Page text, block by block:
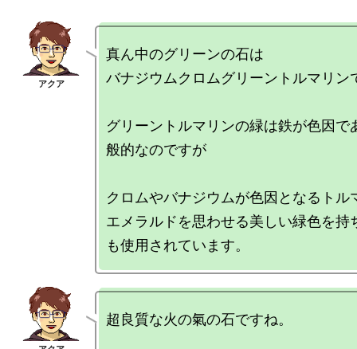
真ん中のグリーンの石は
バナジウムクロムグリーントルマリン
グリーントルマリンの緑は鉄が色因で
般的なのですが
クロムやバナジウムが色因となるトル
エメラルドを思わせる美しい緑色を持
超良質な火の氣の石ですね。